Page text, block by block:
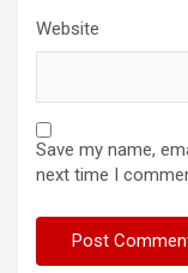
Website
Save my name,
next time I